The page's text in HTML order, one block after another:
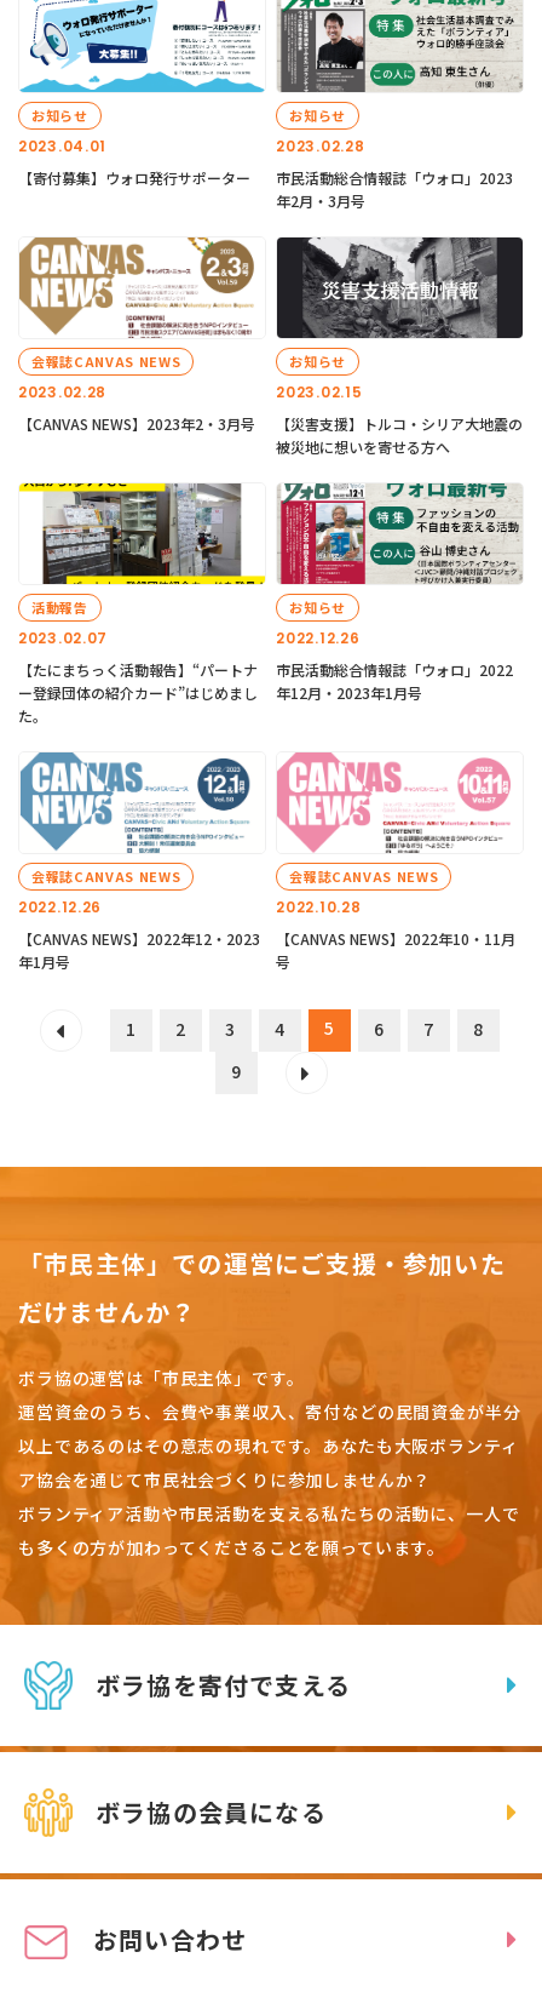
2023.04.01
お知らせ
【寄付募集】ウォロ発行サポーター
2023.02.28
お知らせ
市民活動総合情報誌「ウォロ」2023
年2月・3月号
2023.02.28
会報誌CANVAS NEWS
【CANVAS NEWS】2023年2・3月号
2023.02.15
お知らせ
【災害支援】トルコ・シリア大地震の
被災地に想いを寄せる方へ
2023.02.07
活動報告
【たにまちっく活動報告】“パートナ
ー登録団体の紹介カード”はじめまし
た。
2022.12.26
お知らせ
市民活動総合情報誌「ウォロ」2022
年12月・2023年1月号
2022.12.26
会報誌CANVAS NEWS
【CANVAS NEWS】2022年12・2023
年1月号
2022.10.28
会報誌CANVAS NEWS
【CANVAS NEWS】2022年10・11月
号
1 2 3 4 5 6 7
8
9
「市民主体」での運営にご支援・参加いた
だけませんか？
ボラ協の運営は「市民主体」です。
運営資金のうち、会費や事業収入、寄付などの民間資金が半分
以上であるのはその意志の現れです。 あなたも大阪ボランティ
ア協会を通じて市民社会づくりに参加しませんか？
ボランティア活動や市民活動を支える私たちの活動に、一人で
も多くの方が加わってくださることを願っています。
ボラ協を寄付で支える
ボラ協の会員になる
お問い合わせ